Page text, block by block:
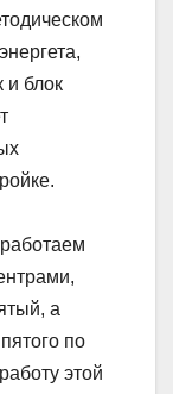
и блок
а
по
этой